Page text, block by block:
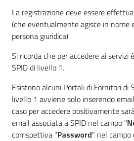
La registrazione deve essere
(che eventualmente agisce in nome
persona giuridica).
Si ricorda che per accedere ai servizi
SPID di livello 1.
Esistono alcuni Portali di Fornitori di
livello 1 avviene solo inserendo
caso per accedere positivamente
email associata a SPID nel campo "
corrispettiva "Password" nel campo